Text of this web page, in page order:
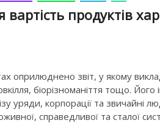
вартість продуктів
оприлюднено звіт, у якому
біорізноманіття тощо.
уряди, корпорації та звичайні
справедливої та сталої